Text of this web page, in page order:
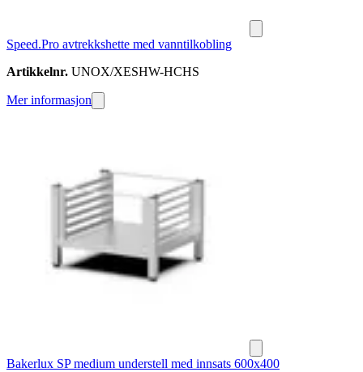
Speed.Pro avtrekkshette med vanntilkobling
Artikkelnr. UNOX/XESHW-HCHS
Mer informasjon
Bakerlux SP medium understell med innsats 600x400